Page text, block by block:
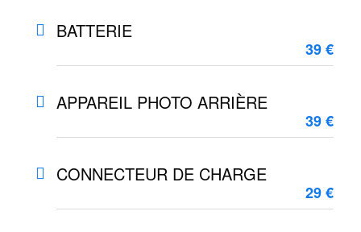
BATTERIE
39 €
APPAREIL PHOTO ARRIÈRE
39 €
CONNECTEUR DE CHARGE
29 €